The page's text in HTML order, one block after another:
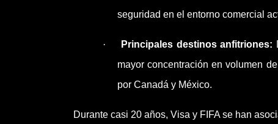
seguridad en el entorno comercial
· Principales destinos anfitriones:
mayor concentración en volumen
por Canadá y México.
Durante casi 20 años, Visa y FIFA se han